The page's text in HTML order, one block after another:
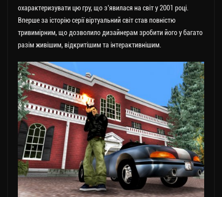
охарактеризувати цю гру, що з’явилася на світ у 2001 році.
Вперше за історію серії віртуальний світ став повністю
тривимірним, що дозволило дизайнерам зробити його у багато
разім живішим, відкритішим та інтерактивнішим.